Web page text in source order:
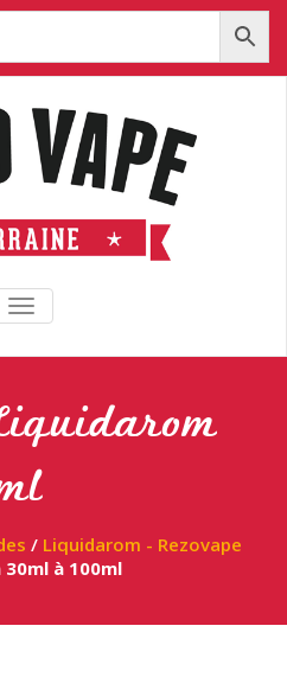
TOGGLE NAVIGATION
/ Liquidarom - Rezovape
à 100ml